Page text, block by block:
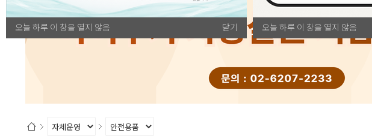
오늘 하루 이 창을 열지 않음 닫기 오늘 하루 이 창을 열지 않음